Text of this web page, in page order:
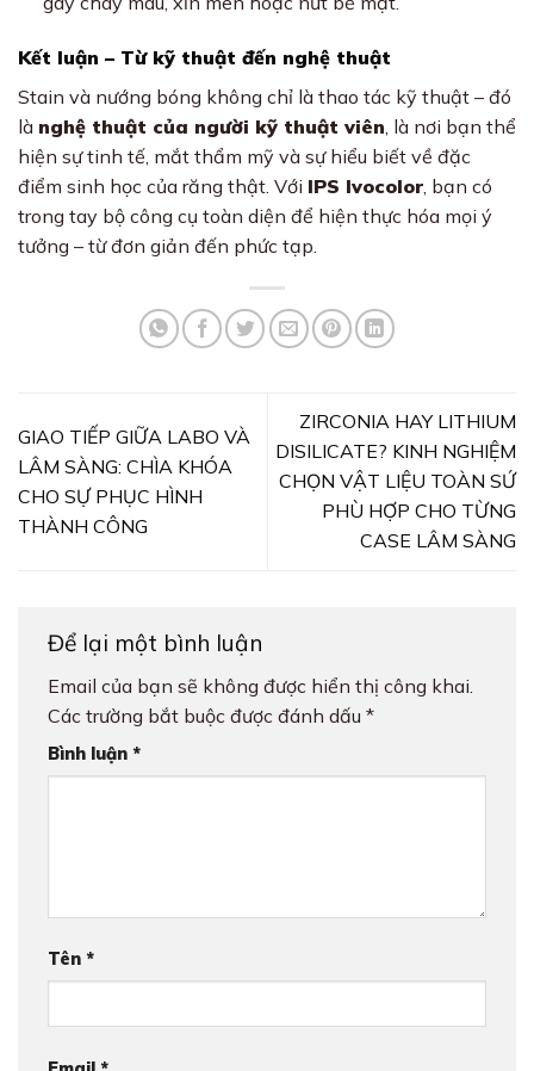
Kết luận – Từ kỹ thuật đến nghệ thuật
Stain và nướng bóng không chỉ là thao tác kỹ thuật – đó
là nghệ thuật của người kỹ thuật viên, là nơi bạn thể
hiện sự tinh tế, mắt thẩm mỹ và sự hiểu biết về đặc
điểm sinh học của răng thật. Với IPS Ivocolor, bạn có
trong tay bộ công cụ toàn diện để hiện thực hóa mọi ý
tưởng – từ đơn giản đến phức tạp.
GIAO TIẾP GIỮA LABO VÀ
LÂM SÀNG: CHÌA KHÓA
CHO SỰ PHỤC HÌNH
THÀNH CÔNG
ZIRCONIA HAY LITHIUM
DISILICATE? KINH NGHIỆM
CHỌN VẬT LIỆU TOÀN SỨ
PHÙ HỢP CHO TỪNG
CASE LÂM SÀNG
Để lại một bình luận
Email của bạn sẽ không được hiển thị công khai.
Các trường bắt buộc được đánh dấu *
Bình luận *
Tên *